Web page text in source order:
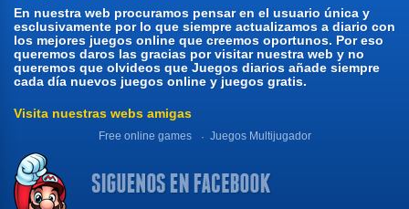
En nuestra web procuramos pensar en el usuario única y
esclusivamente por lo que siempre actualizamos a diario con
los mejores juegos online que creemos oportunos. Por eso
queremos daros las gracias por visitar nuestra web y no
queremos que olvideos que Juegos diarios añade siempre
cada día nuevos juegos online y juegos gratis.
Visita nuestras webs amigas
Free online games Juegos Multijugador